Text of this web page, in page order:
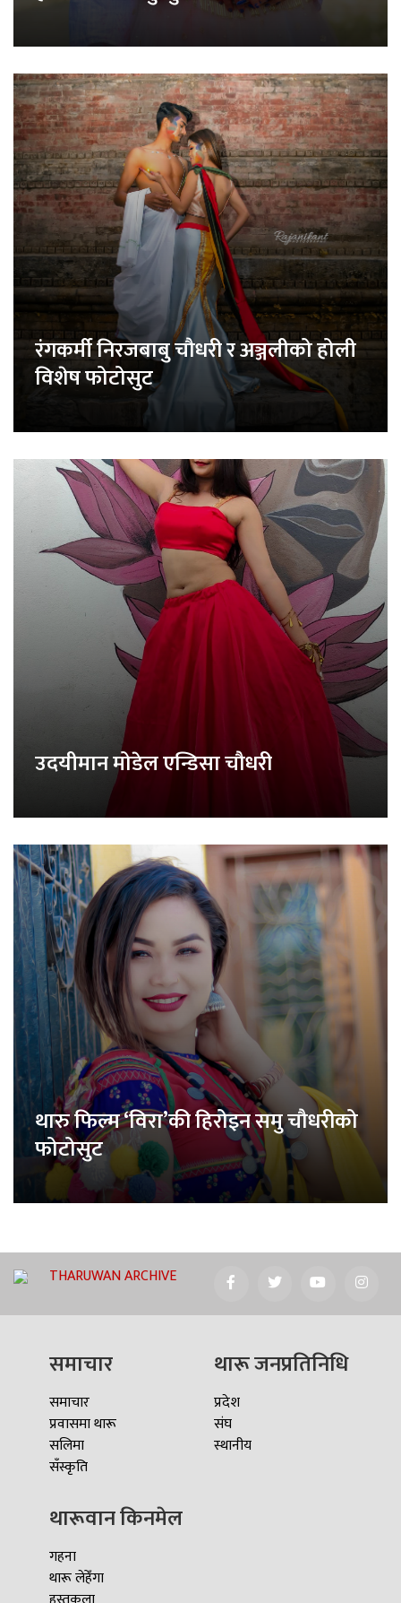
रंगकर्मी निरजबाबु चौधरी र अञ्जलीको होली
विशेष फोटोसुट
उदयीमान मोडेल एन्डिसा चौधरी
थारु फिल्म ‘विरा’की हिरोइन समु चौधरीको
फोटोसुट
THARUWAN ARCHIVE
समाचार
समाचार
प्रवासमा थारू
सलिमा
सँस्कृति
थारू जनप्रतिनिधि
प्रदेश
संघ
स्थानीय
थारूवान किनमेल
गहना
थारू लेहेँगा